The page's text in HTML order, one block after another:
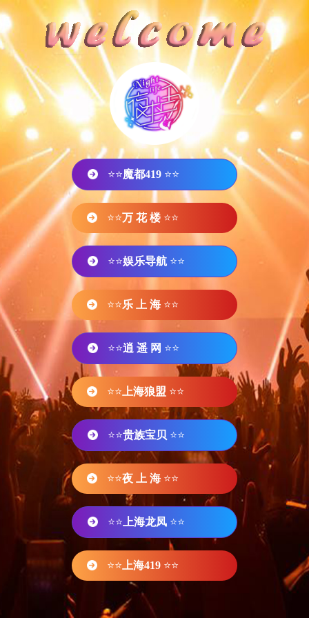
⭐⭐魔都419 ⭐⭐
⭐⭐万 花 楼 ⭐⭐
⭐⭐娱乐导航 ⭐⭐
⭐⭐乐 上 海 ⭐⭐
⭐⭐逍 遥 网 ⭐⭐
⭐⭐ 上海狼盟 ⭐⭐
⭐⭐贵族宝贝 ⭐⭐
⭐⭐夜 上 海 ⭐⭐
⭐⭐ 上海龙凤 ⭐⭐
⭐⭐ 上海419 ⭐⭐